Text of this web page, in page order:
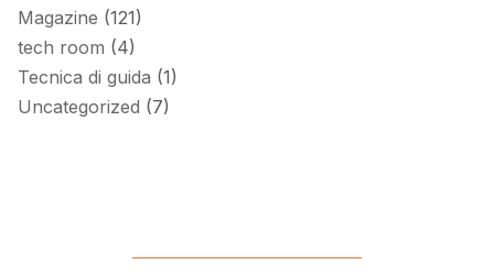
Magazine (121)
tech room (4)
Tecnica di guida (1)
Uncategorized (7)